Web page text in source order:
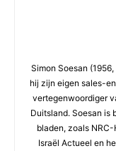
Simon Soesan
hij zijn eigen sales-
vertegenwoordiger
Duitsland. Soesan is
bladen, zoals
Israël Actueel en